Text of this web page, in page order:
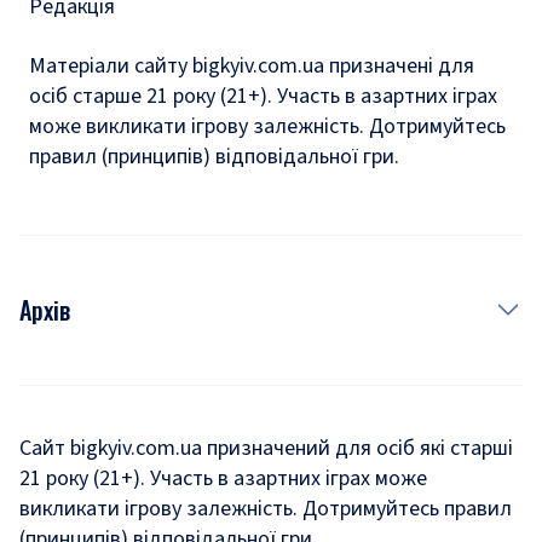
Редакція
Матеріали сайту bigkyiv.com.ua призначені для
осіб старше 21 року (21+). Участь в азартних іграх
може викликати ігрову залежність. Дотримуйтесь
правил (принципів) відповідальної гри.
Архів
Комуналка
Хроніки війни
Сайт bigkyiv.com.ua призначений для осіб які старші
21 року (21+). Участь в азартних іграх може
викликати ігрову залежність. Дотримуйтесь правил